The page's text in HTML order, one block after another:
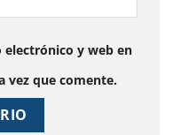
y web en
vez que comente.